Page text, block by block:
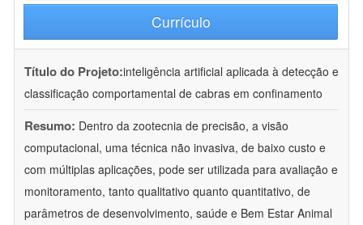
Currículo
Título do Projeto:inteligência artificial aplicada à detecção e
classificação comportamental de cabras em confinamento
Resumo: Dentro da zootecnia de precisão, a visão
computacional, uma técnica não invasiva, de baixo custo e
com múltiplas aplicações, pode ser utilizada para avaliação e
monitoramento, tanto qualitativo quanto quantitativo, de
parâmetros de desenvolvimento, saúde e Bem Estar Animal